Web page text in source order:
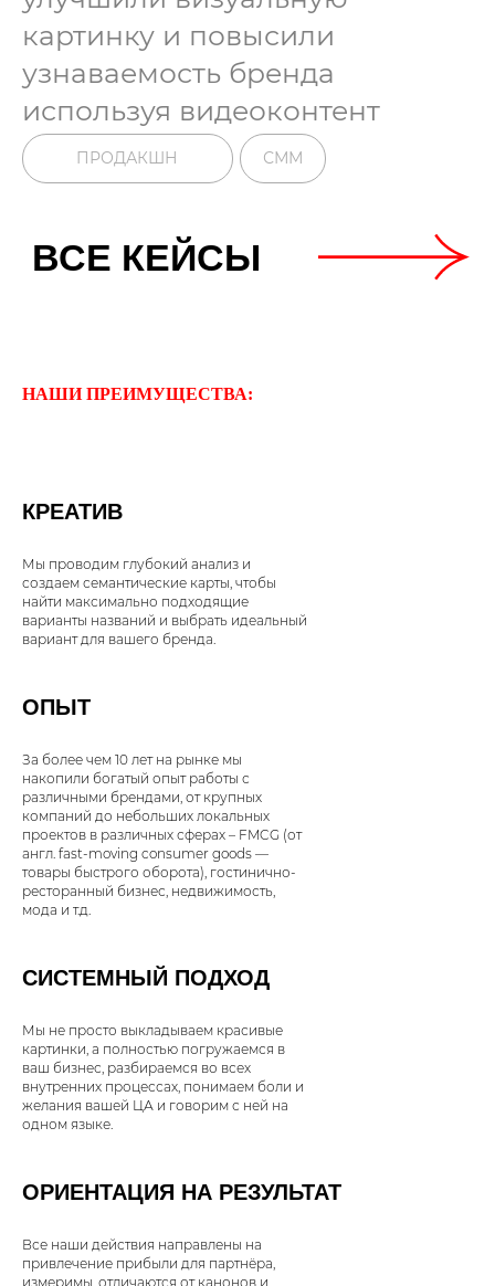
НАШИ ПРЕИМУЩЕСТВА:
КРЕАТИВ
Мы проводим глубокий анализ и
создаем семантические карты, чтобы
найти максимально подходящие
варианты названий и выбрать идеальный
вариант для вашего бренда.
ОПЫТ
За более чем 10 лет на рынке мы
накопили богатый опыт работы с
различными брендами, от крупных
компаний до небольших локальных
проектов в различных сферах – FMCG (от
англ. fast-moving consumer goods —
товары быстрого оборота), гостинично-
ресторанный бизнес, недвижимость,
мода и т.д.
СИСТЕМНЫЙ ПОДХОД
Мы не просто выкладываем красивые
картинки, а полностью погружаемся в
ваш бизнес, разбираемся во всех
внутренних процессах, понимаем боли и
желания вашей ЦА и говорим с ней на
одном языке.
ОРИЕНТАЦИЯ НА РЕЗУЛЬТАТ
Все наши действия направлены на
привлечение прибыли для партнёра,
измеримы, отличаются от канонов и